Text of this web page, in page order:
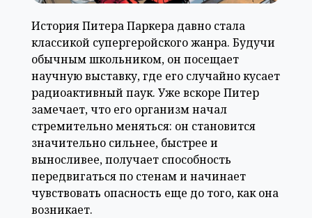
История Питера Паркера давно стала
классикой супергеройского жанра. Будучи
обычным школьником, он посещает
научную выставку, где его случайно кусает
радиоактивный паук. Уже вскоре Питер
замечает, что его организм начал
стремительно меняться: он становится
значительно сильнее, быстрее и
выносливее, получает способность
передвигаться по стенам и начинает
чувствовать опасность еще до того, как она
возникает.